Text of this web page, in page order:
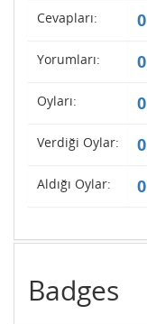
Cevapları: 0
Yorumları: 0
Oyları: 0
Verdiği Oylar: 0
Aldığı Oylar: 0
Badges